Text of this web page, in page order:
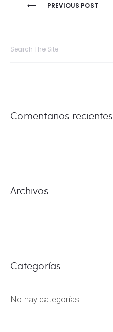
NAVEGACIÓN
PREVIOUS POST
Comentarios recientes
Archivos
Categorías
No hay categorías